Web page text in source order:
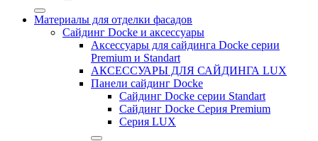
Материалы для отделки фасадов
Сайдинг Docke и аксессуары
Аксессуары для сайдинга Docke серии
Premium и Standart
АКСЕССУАРЫ ДЛЯ САЙДИНГА LUX
Панели сайдинг Docke
Cайдинг Docke серии Standart
Сайдинг Docke Серия Premium
Серия LUX